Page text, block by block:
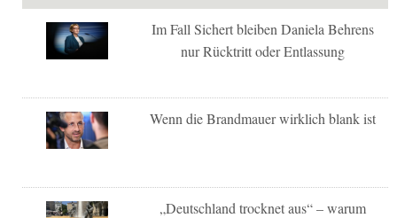
Im Fall Sichert bleiben Daniela Behrens
nur Rücktritt oder Entlassung
Wenn die Brandmauer wirklich blank ist
„Deutschland trocknet aus“ – warum